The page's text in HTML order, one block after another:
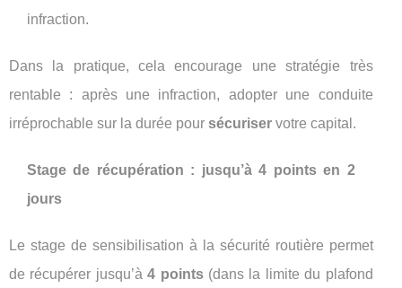
infraction.
Dans la pratique, cela encourage une stratégie très
rentable : après une infraction, adopter une conduite
irréprochable sur la durée pour sécuriser votre capital.
Stage de récupération : jusqu’à 4 points en 2
jours
Le stage de sensibilisation à la sécurité routière permet
de récupérer jusqu’à4 points(dans la limite du plafond